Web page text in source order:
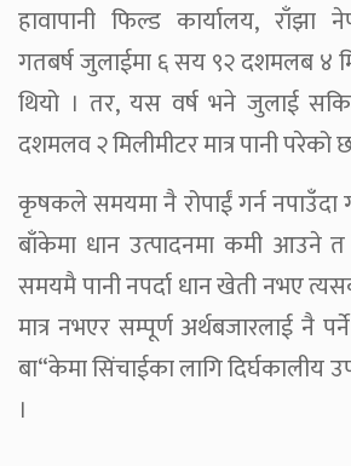
हावापानी फिल्ड कार्यालय, राँझा
गतबर्ष जुलाईमा ६ सय ९२ दशमलब ४
थियो । तर, यस वर्ष भने जुलाई
दशमलव २ मिलीमीटर मात्र पानी परेको
कृषकले समयमा नै रोपाईं गर्न नपाउँदा
बाँकेमा धान उत्पादनमा कमी आउने त
समयमै पानी नपर्दा धान खेती नभए
मात्र नभएर सम्पूर्ण अर्थबजारलाई नै
बा“केमा सिंचाईका लागि दिर्घकालीय
।